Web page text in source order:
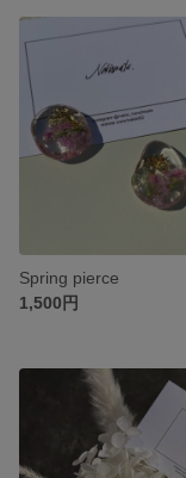
Spring pierce
1,500円